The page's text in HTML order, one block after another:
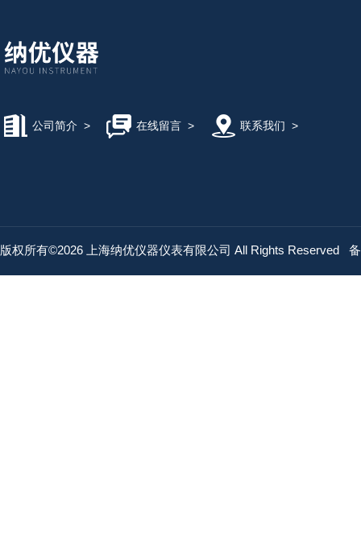
公司简介 > 在线留言> 联系我们 >
版权所有©2026 上海纳优仪器仪表有限公司 All Rights Reserved